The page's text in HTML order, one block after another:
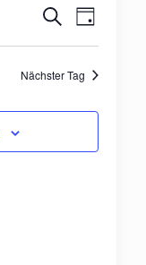
Suche
und
SucheTag
Nächster Tag